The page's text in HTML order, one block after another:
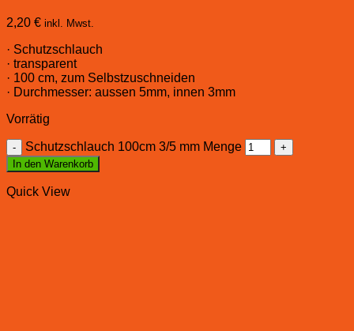
2,20 € inkl. Mwst.
· Schutzschlauch
· transparent
· 100 cm, zum Selbstzuschneiden
· Durchmesser: aussen 5mm, innen 3mm
Vorrätig
Schutzschlauch 100cm 3/5 mm Menge
In den Warenkorb
Quick View